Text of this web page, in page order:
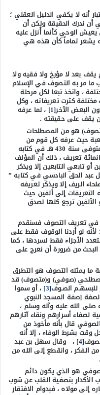
أنه لا يكفي الدليل العقلي ؛
أن ندرك الحقيقة ولكن أن
الوحي كأنما أُنزل عليه
يشعر تماماً كأن هذه هي
بعد لا مؤرخ ولا فقيه ولا
مر به التصوف في الإسلام
، واتخذ تبعا لكل مرحلة
كثرت تعريفاته ، وكل
البعض الآخر[1] ، لما عرفه
يقف على حقيقته .
هو من المصطلحات
حيث عرفه كل قوم من
زاويتهم ، فقد أوصل الحافظ أبو نعيم المتوفى سنة 430 هـ في كتابه
تعريف ، ذلك أن المؤلف
أو تابعي التابعين إلا ويذكر
عبد الحق البادسي في كتابه ”
الريف إلا ويذكر تعريفه
إلى ألفين حيث
ترجع كلها لصدق
في تعريف التصوف فسنقدم
لأنه لو أردنا الوقوف فقط على
الأجزاء فقط لسردها ، كما
البحث من ضرورة أن نعرج على
يمثله التصوف هو التطرق
مصطلحي (صوفي) و(متصوف) قد
الصـوف[3] ، أو سموا
[صفة المسجد النبوي
الله عليه وآله وسلم ،
لصفاء أسرارهم ونقاء آثارهم
قال بأنه مأخوذ من
بشرط الوفاء ، إلا أنه
[4] ، وقال سهل بن عبد
الفكر ، وانقطع إلى الله من
.
هو الذي يكون دائم
الأكدار بتصفية القلب عن شوب
إلى مولاه ، فبدوام الافتقار